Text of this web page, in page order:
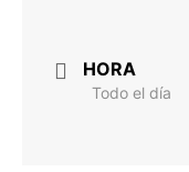
HORA
Todo el día